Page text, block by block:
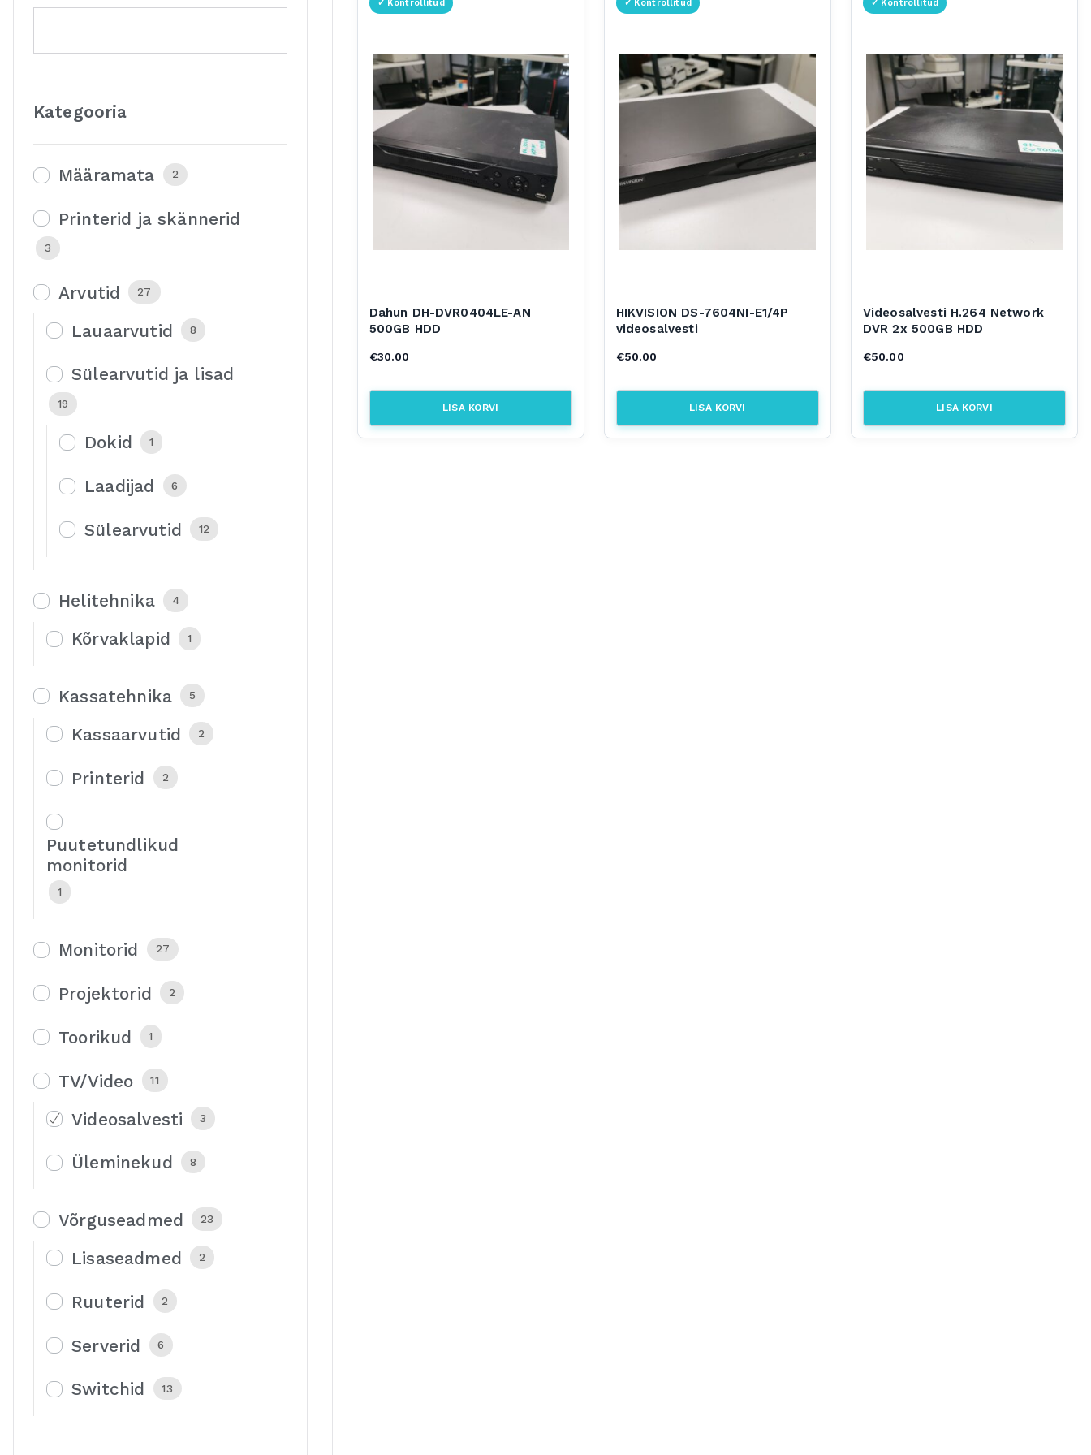
Dahun DH-DVR0404LE-AN
500GB HDD
€30.00
LISA KORVI
HIKVISION DS-7604NI-E1/4P
videosalvesti
€50.00
LISA KORVI
Videosalvesti H.264 Network
DVR 2x 500GB HDD
€50.00
LISA KORVI
Kategooria
Määramata 2
Printerid ja skännerid
3
Arvutid 27
Lauaarvutid 8
Sülearvutid ja lisad
19
Dokid 1
Laadijad 6
Sülearvutid 12
Helitehnika 4
Kõrvaklapid 1
Kassatehnika 5
Kassaarvutid 2
Printerid 2
Puutetundlikud
monitorid
1
Monitorid 27
Projektorid 2
Toorikud 1
TV/Video 11
Videosalvesti 3
Üleminekud 8
Võrguseadmed 23
Lisaseadmed 2
Ruuterid 2
Serverid 6
Switchid 13